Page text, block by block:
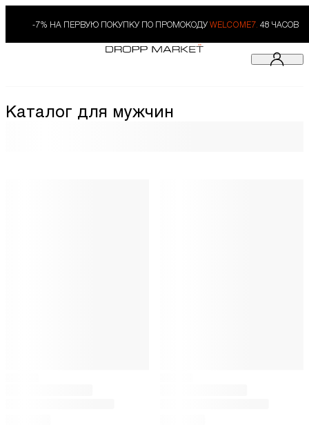
-7% НА ПЕРВУЮ ПОКУПКУ ПО ПРОМОКОДУ WELCOME7. 48 ЧАСОВ
Каталог для мужчин